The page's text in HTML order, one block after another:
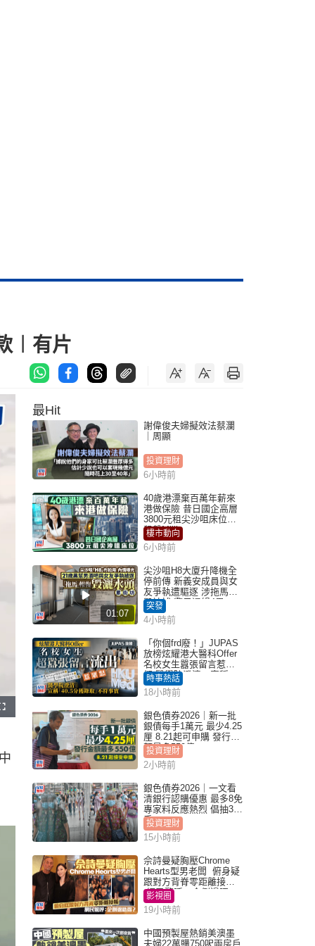
︱有片
最Hit
謝偉俊夫婦擬效法蔡瀾
｜周顯
投資理財
6小時前
40歲港漂棄百萬年薪來
港做保險 昔日國企高層
3800元租尖沙咀床位｜
租盤Million
樓市動向
6小時前
01:07
尖沙咀H8大廈升降機全
停前傳 新義安成員與女
友爭執遭驅逐 涉拖馬刑
毀被捕 警另通緝4男
突發
4小時前
「你個frd廢！」JUPAS
放榜炫耀港大醫科Offer
名校女生囂張留言惹眾
怒 醫學院澄清：宣稱
「40.5分獲錄取」不符事
實｜Juicy叮
時事熱話
18小時前
銀色債券2026｜新一批
銀債每手1萬元 最少4.25
厘 8.21起可申購 發行金
額最多550億
投資理財
2小時前
銀色債券2026｜一文看
清銀行認購優惠 最多8免
專家料反應熱烈 倡抽30
手
投資理財
15小時前
佘詩曼疑胸壓Chrome
Hearts型男老闆 俯身疑
跟對方背脊零距離接觸
網民驚呼：企側邊唔
得？
影視圈
19小時前
中國預製屋熱銷美澳墨
夫婦22萬購750呎兩房戶